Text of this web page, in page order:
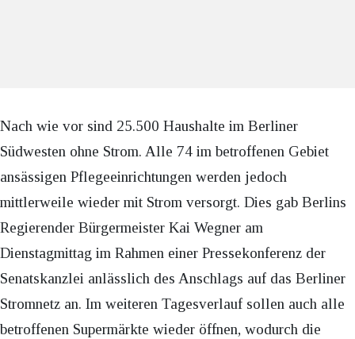
Nach wie vor sind 25.500 Haushalte im Berliner
Südwesten ohne Strom. Alle 74 im betroffenen Gebiet
ansässigen Pflegeeinrichtungen werden jedoch
mittlerweile wieder mit Strom versorgt. Dies gab Berlins
Regierender Bürgermeister Kai Wegner am
Dienstagmittag im Rahmen einer Pressekonferenz der
Senatskanzlei anlässlich des Anschlags auf das Berliner
Stromnetz an. Im weiteren Tagesverlauf sollen auch alle
betroffenen Supermärkte wieder öffnen, wodurch die